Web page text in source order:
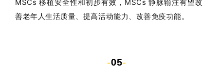
MSCs 移植安全性和初步有效，MSCs 静脉输注有望改
善老年人生活质量、提高活动能力、改善免疫功能。
-05-